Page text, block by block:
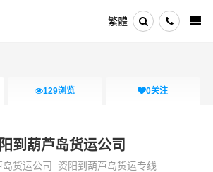
繁體
129浏览 0关注
到葫芦岛货运公司
岛货运公司_资阳到葫芦岛货运专线